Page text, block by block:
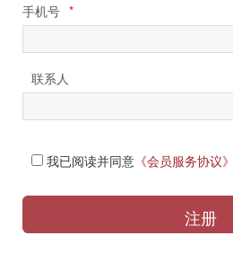
手机号 *
联系人
我已阅读并同意 《会员服务协议》